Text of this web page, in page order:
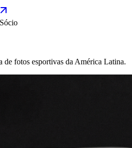
Sócio
de fotos esportivas da América Latina.